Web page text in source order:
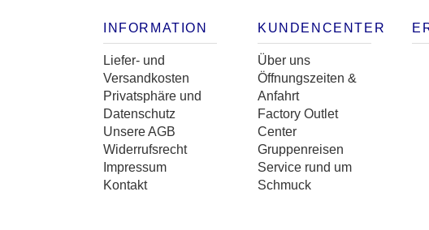
INFORMATION
Liefer- und
Versandkosten
Privatsphäre und
Datenschutz
Unsere AGB
Widerrufsrecht
Impressum
Kontakt
KUNDENCENTER
Über uns
Öffnungszeiten &
Anfahrt
Factory Outlet
Center
Gruppenreisen
Service rund um
Schmuck